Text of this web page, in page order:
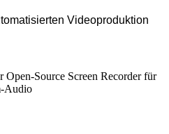
Videoproduktion